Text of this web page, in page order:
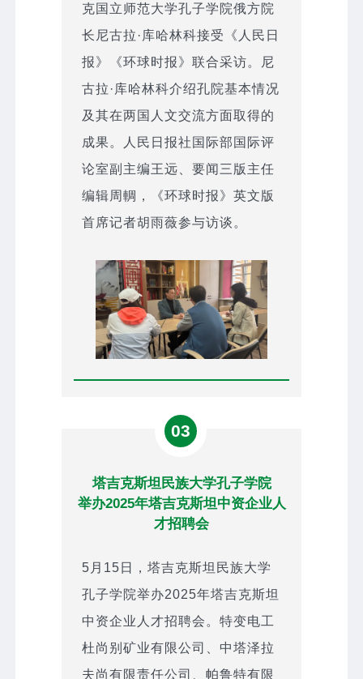
克国立师范大学孔子学院俄方院
长尼古拉·库哈林科接受《人民日
报》《环球时报》联合采访。尼
古拉·库哈林科介绍孔院基本情况
及其在两国人文交流方面取得的
成果。人民日报社国际部国际评
论室副主编王远、要闻三版主任
编辑周輖，《环球时报》英文版
首席记者胡雨薇参与访谈。
03
塔吉克斯坦民族大学孔子学院
举办2025年塔吉克斯坦中资企业人
才招聘会
5月15日，塔吉克斯坦民族大学
孔子学院举办2025年塔吉克斯坦
中资企业人才招聘会。特变电工
杜尚别矿业有限公司、中塔泽拉
夫尚有限责任公司、帕鲁特有限